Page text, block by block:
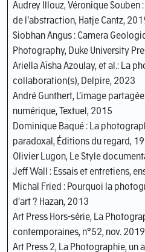
Audrey Illouz, Véronique
de l'abstraction, Hatje Cantz,
Siobhan Angus : Camera
Photography, Duke University
Ariella Aïsha Azoulay, et al.: La
collaboration(s), Delpire, 2023
André Gunthert, L’image
numérique, Textuel, 2015
Dominique Baqué : La
paradoxal, Éditions du regard,
Olivier Lugon, Le Style
Jeff Wall : Essais et entretiens,
Michal Fried : Pourquoi la
d’art ? Hazan, 2013
Art Press Hors-série, La
contemporaines, n°52, nov. 2019
Art Press 2, La Photographie, un